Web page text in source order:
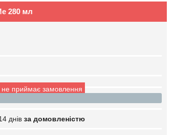
280 мл
не приймає замовлення
днів за домовленістю